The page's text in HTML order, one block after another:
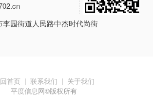
李园街道人民路中杰时代尚街
首页 | 联系我们 | 关于我们
平度信息网©版权所有